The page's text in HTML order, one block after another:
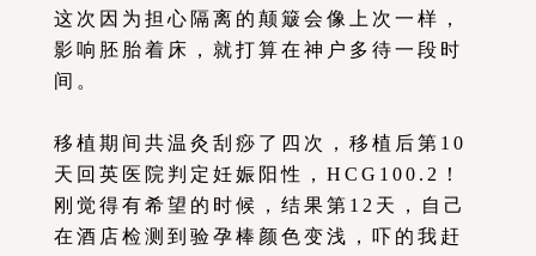
这次因为担心隔离的颠簸会像上次一样，
影响胚胎着床，就打算在神户多待一段时
间。
移植期间共温灸刮痧了四次，移植后第10
天回英医院判定妊娠阳性，HCG100.2！
刚觉得有希望的时候，结果第12天，自己
在酒店检测到验孕棒颜色变浅，吓的我赶